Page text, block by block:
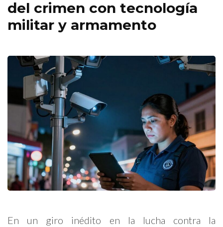
del crimen con tecnología
militar y armamento
En un giro inédito en la lucha contra la